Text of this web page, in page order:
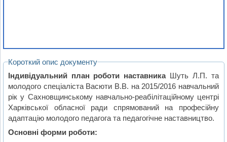
Короткий опис документу
Індивідуальний план роботи наставникаШуть Л.П. та
молодого спеціаліста Васюти В.В. на 2015/2016 навчальний
рік у Сахновщинському навчально-реабілітаційному центрі
Харківської обласної ради спрямований на професійну
адаптацію молодого педагога та педагогічне наставництво.
Основні форми роботи: